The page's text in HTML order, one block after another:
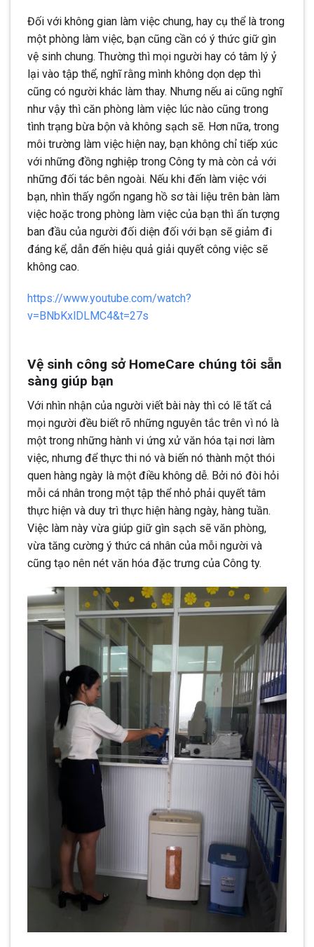
Đối với không gian làm việc chung, hay cụ thể là trong
một phòng làm việc, bạn cũng cần có ý thức giữ gìn
vệ sinh chung. Thường thì mọi người hay có tâm lý ỷ
lại vào tập thể, nghĩ rằng mình không dọn dẹp thì
cũng có người khác làm thay. Nhưng nếu ai cũng nghĩ
như vậy thì căn phòng làm việc lúc nào cũng trong
tình trạng bừa bộn và không sạch sẽ. Hơn nữa, trong
môi trường làm việc hiện nay, bạn không chỉ tiếp xúc
với những đồng nghiệp trong Công ty mà còn cả với
những đối tác bên ngoài. Nếu khi đến làm việc với
bạn, nhìn thấy ngổn ngang hồ sơ tài liệu trên bàn làm
việc hoặc trong phòng làm việc của bạn thì ấn tượng
ban đầu của người đối diện đối với bạn sẽ giảm đi
đáng kể, dẫn đến hiệu quả giải quyết công việc sẽ
không cao.
https://www.youtube.com/watch?
v=BNbKxlDLMC4&t=27s
Vệ sinh công sở HomeCare chúng tôi sẵn
sàng giúp bạn
Với nhìn nhận của người viết bài này thì có lẽ tất cả
mọi người đều biết rõ những nguyên tắc trên vì nó là
một trong những hành vi ứng xử văn hóa tại nơi làm
việc, nhưng để thực thi nó và biến nó thành một thói
quen hàng ngày là một điều không dễ. Bởi nó đòi hỏi
mỗi cá nhân trong một tập thể nhỏ phải quyết tâm
thực hiện và duy trì thực hiện hàng ngày, hàng tuần.
Việc làm này vừa giúp giữ gìn sạch sẽ văn phòng,
vừa tăng cường ý thức cá nhân của mỗi người và
cũng tạo nên nét văn hóa đặc trưng của Công ty.